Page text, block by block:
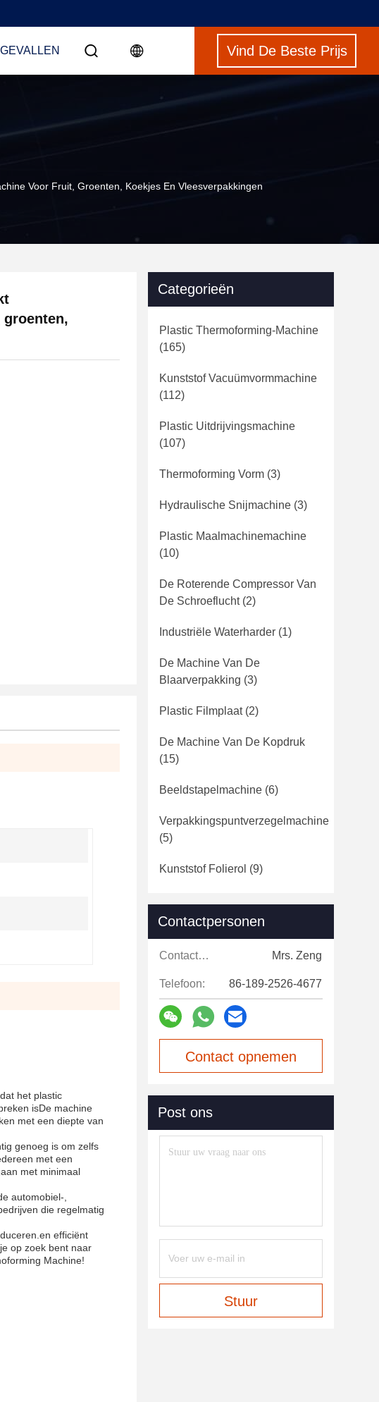
GEVALLEN Vind De Beste Prijs
Voor Fruit, Groenten, Koekjes En Vleesverpakkingen
het plastic
isDe machine
met een diepte van
genoeg is om zelfs
met een
met minimaal
automobiel-,
die regelmatig
efficiënt
op zoek bent naar
Machine!
Categorieën
Plastic Thermoforming-Machine
(165)
Kunststof Vacuümvormmachine
(112)
Plastic Uitdrijvingsmachine
(107)
Thermoforming Vorm (3)
Hydraulische Snijmachine (3)
Plastic Maalmachinemachine
(10)
De Roterende Compressor Van
De Schroeflucht(2)
Industriële Waterharder (1)
De Machine Van De
Blaarverpakking (3)
Plastic Filmplaat(2)
De Machine Van De Kopdruk
(15)
Beeldstapelmachine (6)
Verpakkingspuntverzegelmachine
(5)
Kunststof Folierol (9)
Contactpersonen
Contactpersonen: Mrs. Zeng
Telefoon: 86-189-2526-4677
Contact opnemen
Post ons
Stuur